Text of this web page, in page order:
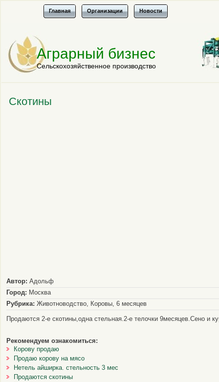
Главная Организации Новости
Аграрный бизнес
Сельскохозяйственное производство
Скотины
Автор: Адольф
Город: Москва
Рубрика: Животноводство, Коровы, 6 месяцев
Продаются 2-е скотины,одна стельная.2-е телочки 9месяцев.Сено и
Рекомендуем ознакомиться:
Корову продаю
Продаю корову на мясо
Нетель айширка. стельность 3 мес
Продаются скотины